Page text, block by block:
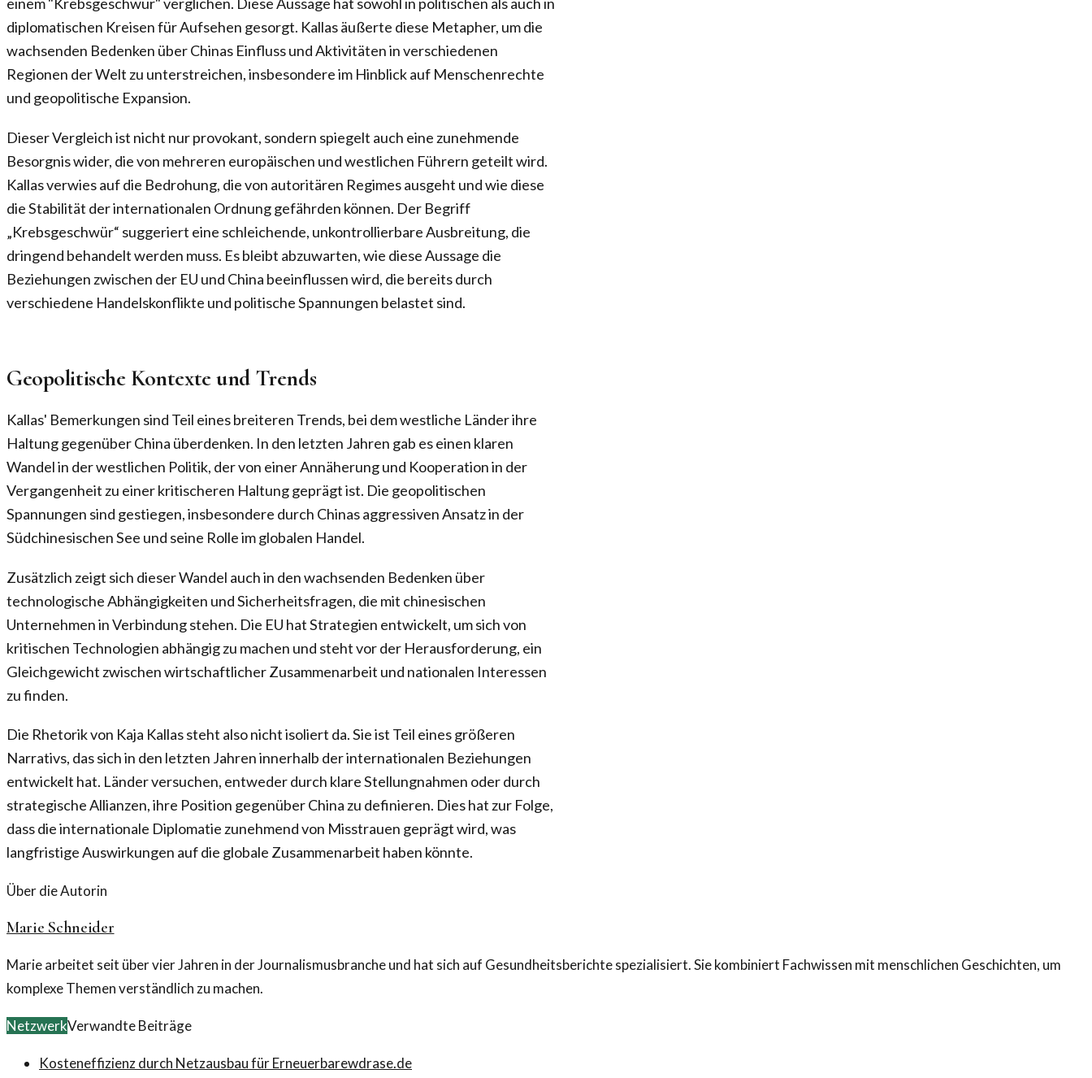
diplomatischen Kreisen für Aufsehen gesorgt. Kallas äußerte diese Metapher, um die
wachsenden Bedenken über Chinas Einfluss und Aktivitäten in verschiedenen
Regionen der Welt zu unterstreichen, insbesondere im Hinblick auf Menschenrechte
und geopolitische Expansion.
Dieser Vergleich ist nicht nur provokant, sondern spiegelt auch eine zunehmende
Besorgnis wider, die von mehreren europäischen und westlichen Führern geteilt wird.
Kallas verwies auf die Bedrohung, die von autoritären Regimes ausgeht und wie diese
die Stabilität der internationalen Ordnung gefährden können. Der Begriff
„Krebsgeschwür“ suggeriert eine schleichende, unkontrollierbare Ausbreitung, die
dringend behandelt werden muss. Es bleibt abzuwarten, wie diese Aussage die
Beziehungen zwischen der EU und China beeinflussen wird, die bereits durch
verschiedene Handelskonflikte und politische Spannungen belastet sind.
Geopolitische Kontexte und Trends
Kallas' Bemerkungen sind Teil eines breiteren Trends, bei dem westliche Länder ihre
Haltung gegenüber China überdenken. In den letzten Jahren gab es einen klaren
Wandel in der westlichen Politik, der von einer Annäherung und Kooperation in der
Vergangenheit zu einer kritischeren Haltung geprägt ist. Die geopolitischen
Spannungen sind gestiegen, insbesondere durch Chinas aggressiven Ansatz in der
Südchinesischen See und seine Rolle im globalen Handel.
Zusätzlich zeigt sich dieser Wandel auch in den wachsenden Bedenken über
technologische Abhängigkeiten und Sicherheitsfragen, die mit chinesischen
Unternehmen in Verbindung stehen. Die EU hat Strategien entwickelt, um sich von
kritischen Technologien abhängig zu machen und steht vor der Herausforderung, ein
Gleichgewicht zwischen wirtschaftlicher Zusammenarbeit und nationalen Interessen
zu finden.
Die Rhetorik von Kaja Kallas steht also nicht isoliert da. Sie ist Teil eines größeren
Narrativs, das sich in den letzten Jahren innerhalb der internationalen Beziehungen
entwickelt hat. Länder versuchen, entweder durch klare Stellungnahmen oder durch
strategische Allianzen, ihre Position gegenüber China zu definieren. Dies hat zur Folge,
dass die internationale Diplomatie zunehmend von Misstrauen geprägt wird, was
langfristige Auswirkungen auf die globale Zusammenarbeit haben könnte.
Über die Autorin
Marie Schneider
Marie arbeitet seit über vier Jahren in der Journalismusbranche und hat sich auf Gesundheitsberichte spezialisiert. Sie kombiniert Fachwissen mit menschlichen Geschichten, um
komplexe Themen verständlich zu machen.
NetzwerkVerwandte Beiträge
Kosteneffizienz durch Netzausbau für Erneuerbarewdrase.de